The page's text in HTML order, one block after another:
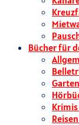
Bücher für